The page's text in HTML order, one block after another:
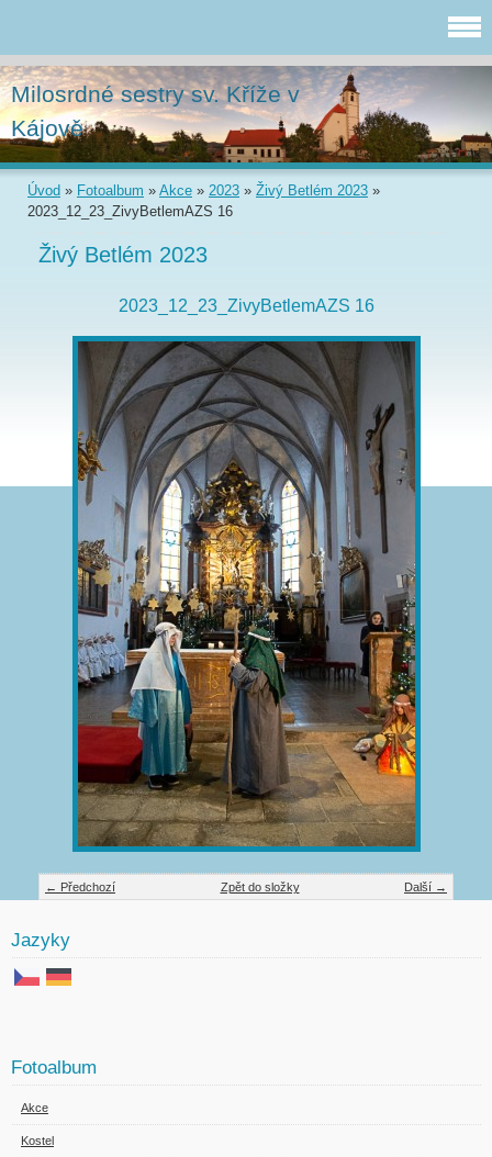
Milosrdné sestry sv. Kříže v
Kájově
Úvod » Fotoalbum » Akce » 2023 » Živý Betlém 2023 »
2023_12_23_ZivyBetlemAZS 16
Živý Betlém 2023
2023_12_23_ZivyBetlemAZS 16
← Předchozí Další →
Zpět do složky
Jazyky
Fotoalbum
Akce
Kostel